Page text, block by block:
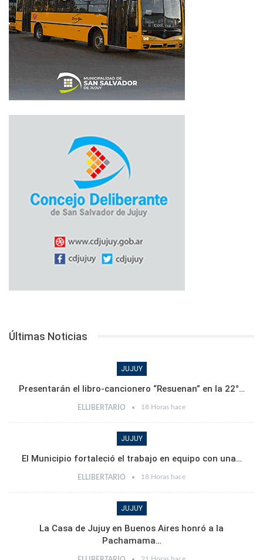
Últimas Noticias
JUJUY
Presentarán el libro-cancionero “Resuenan” en la 22°…
ELLIBERTARIO 18 Horas hace
JUJUY
El Municipio fortaleció el trabajo en equipo con una…
ELLIBERTARIO 18 Horas hace
JUJUY
La Casa de Jujuy en Buenos Aires honró a la
Pachamama…